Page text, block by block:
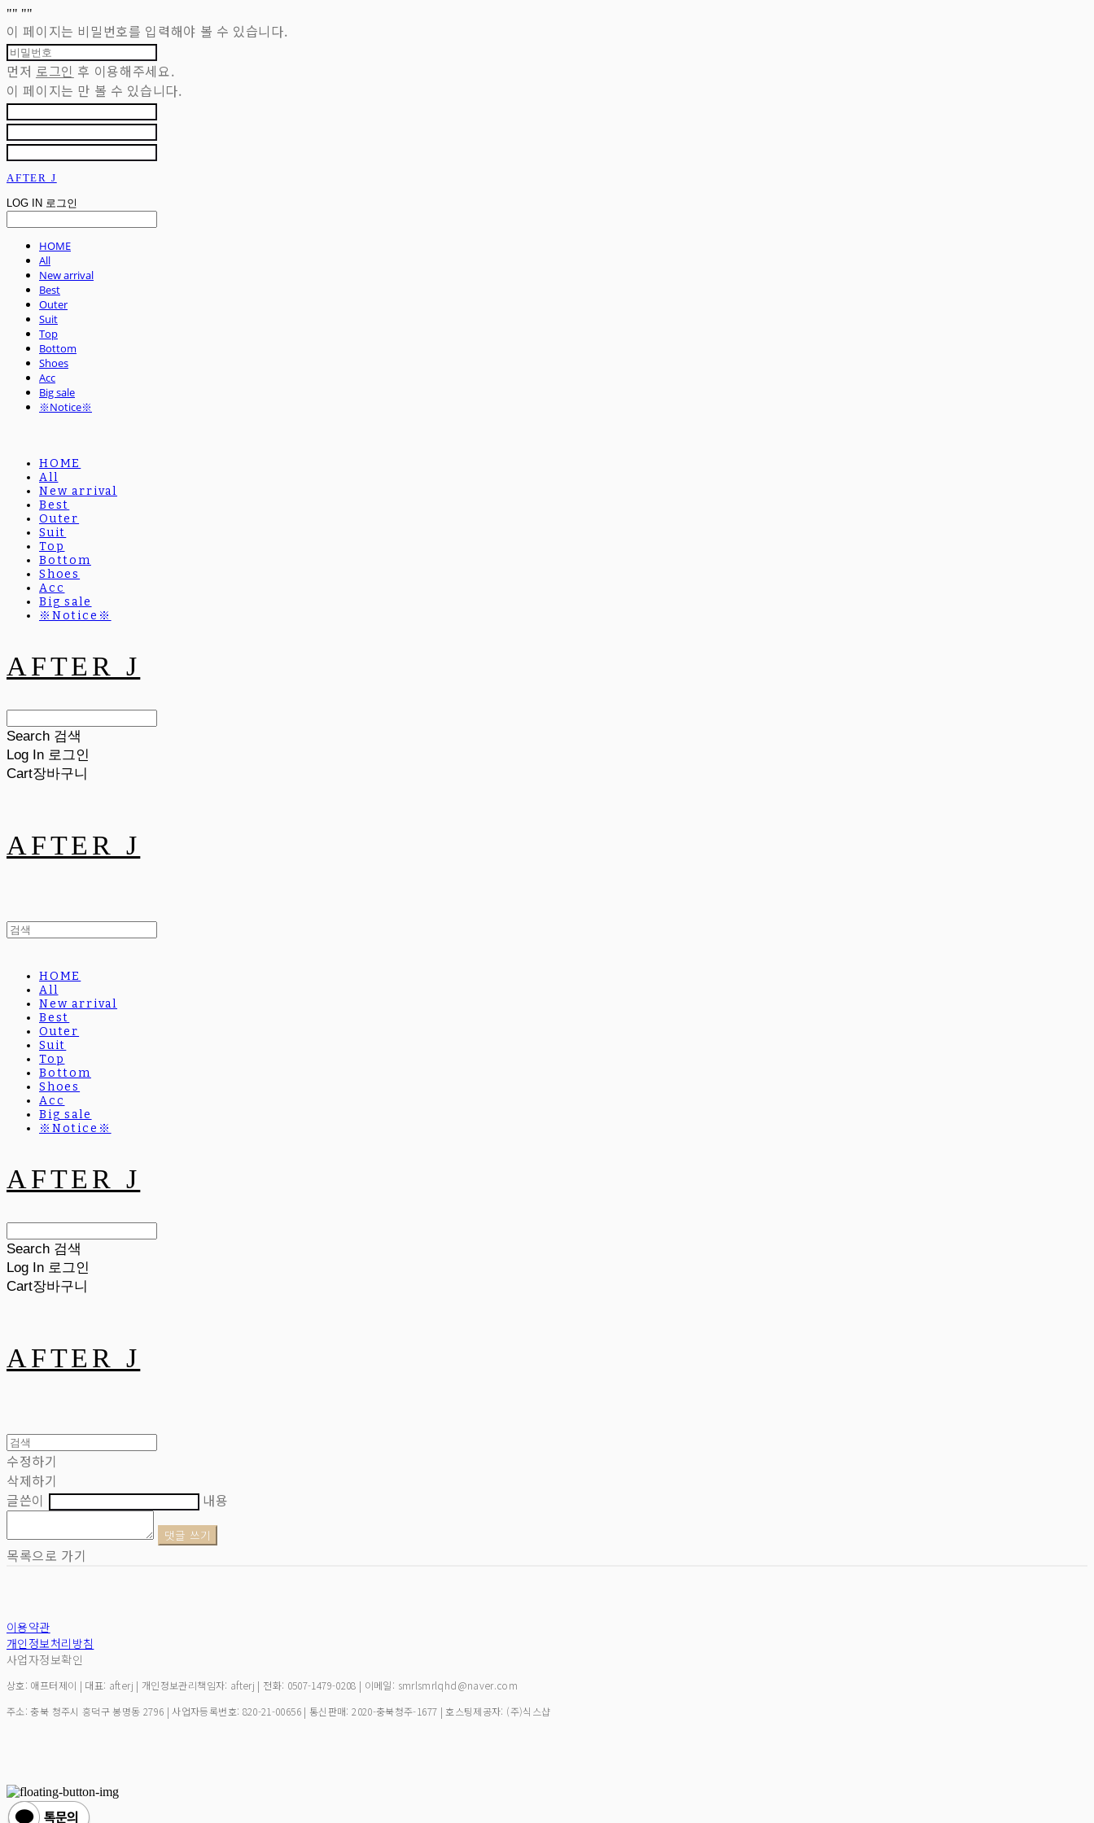
"" ""
이 페이지는 비밀번호를 입력해야 볼 수 있습니다.
먼저 로그인 후 이용해주세요.
이 페이지는 만 볼 수 있습니다.
AFTER J
LOG IN 로그인
HOME
All
New arrival
Best
Outer
Suit
Top
Bottom
Shoes
Acc
Big sale
※Notice※
HOME
All
New arrival
Best
Outer
Suit
Top
Bottom
Shoes
Acc
Big sale
※Notice※
AFTER J
Search 검색
Log In 로그인
Cart장바구니
AFTER J
HOME
All
New arrival
Best
Outer
Suit
Top
Bottom
Shoes
Acc
Big sale
※Notice※
AFTER J
Search 검색
Log In 로그인
Cart장바구니
AFTER J
수정하기
삭제하기
글쓴이
내용
댓글 쓰기
목록으로 가기
이용약관
개인정보처리방침
사업자정보확인
상호: 애프터제이 | 대표: afterj | 개인정보관리책임자: afterj | 전화: 0507-1479-0208 | 이메일: smrlsmrlqhd@naver.com
주소: 충북 청주시 흥덕구 봉명동 2796 | 사업자등록번호: 820-21-00656| 통신판매:2020-충북청주-1677 | 호스팅제공자: (주)식스샵